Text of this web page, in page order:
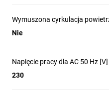
Wymuszona cyrkulacja
Nie
Napięcie pracy dla AC 50 Hz [V]
230